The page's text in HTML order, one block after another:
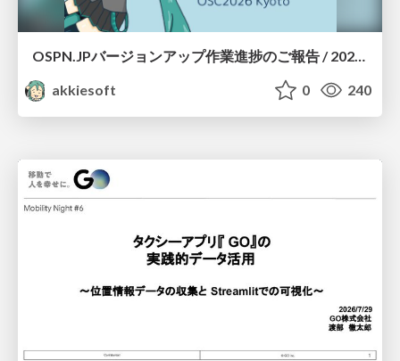
OSPN.JPバージョンアップ作業進捗のご報告 / 20260801-osc26kyoto
akkiesoft
0 240